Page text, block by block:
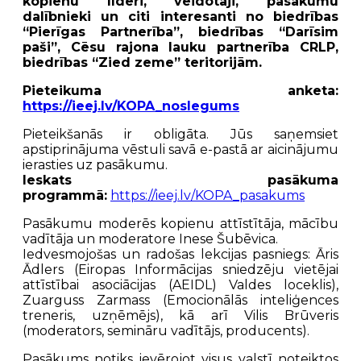
dalībnieki un citi interesanti no biedrības
“Pierīgas Partnerība”, biedrības “Darīsim
paši”, Cēsu rajona lauku partnerība CRLP,
biedrības “Zied zeme” teritorijām.
Pieteikuma anketa:
https://ieej.lv/KOPA_noslegums
Pieteikšanās ir obligāta. Jūs saņemsiet
apstiprinājuma vēstuli savā e-pastā ar aicinājumu
ierasties uz pasākumu.
Ieskats pasākuma
programmā: https://ieej.lv/KOPA_pasakums
Pasākumu moderēs kopienu attīstītāja, mācību
vadītāja un moderatore Inese Šubēvica.
Iedvesmojošas un radošas lekcijas pasniegs: Āris
Ādlers (Eiropas Informācijas sniedzēju vietējai
attīstībai asociācijas (AEIDL) Valdes loceklis),
Zuarguss Zarmass (Emocionālās inteliģences
treneris, uzņēmējs), kā arī Vilis Brūveris
(moderators, semināru vadītājs, producents).